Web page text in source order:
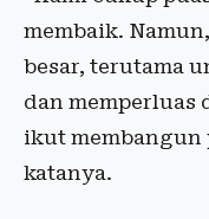
membaik.
besar, terutama
dan memperluas
ikut membangun
katanya.